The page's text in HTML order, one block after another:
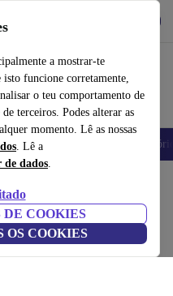
a mostrar-te
isto funcione corretamente,
o teu comportamento de
terceiros. Podes alterar as
momento. Lê as nossas
. Lê a
de dados.
COOKIES
OS COOKIES
Tablets
Angeles Noir